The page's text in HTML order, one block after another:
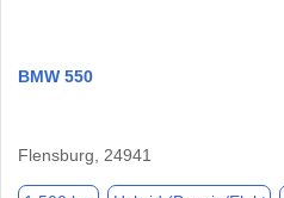
BMW 550
Flensburg, 24941